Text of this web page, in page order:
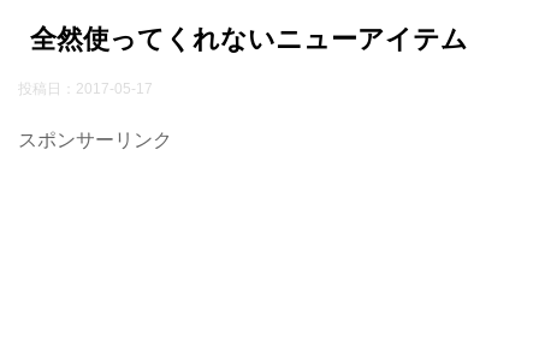
全然使ってくれないニューアイテム
投稿日： 2017-05-17
スポンサーリンク